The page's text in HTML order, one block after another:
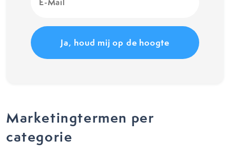
Mail
Marketingtermen per
categorie